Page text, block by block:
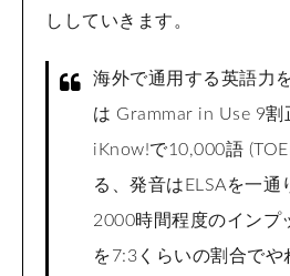
ししていきます。
海外で通用する英語力
は Grammar in Use 9割
iKnow!で10,000語
る、発音はELSAを一通
2000時間程度のインプ
を7:3くらいの割合でや